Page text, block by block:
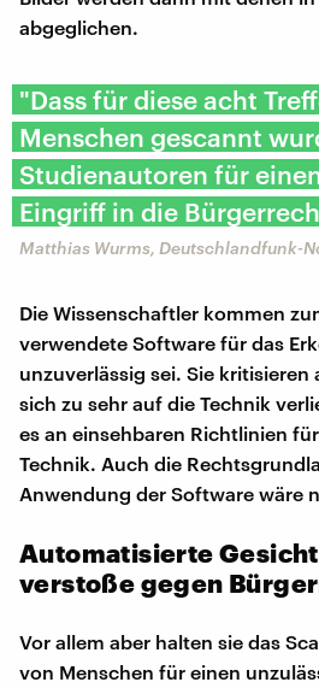
abgeglichen.
"Dass für diese acht
Menschen gescannt
Studienautoren für
Eingriff in die
Matthias Wurms, Deutschlandfunk-
Die Wissenschaftler kommen
verwendete Software für das
unzuverlässig sei. Sie kritisieren
sich zu sehr auf die Technik
es an einsehbaren Richtlinien
Technik. Auch die
Anwendung der Software wäre
Automatisierte
verstoße gegen
Vor allem aber halten sie das
von Menschen für einen